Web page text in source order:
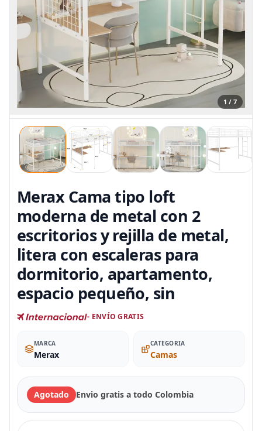
1 / 7
Merax Cama tipo loft
moderna de metal con 2
escritorios y rejilla de metal,
litera con escaleras para
dormitorio, apartamento,
espacio pequeño, sin
- ENVÍO GRATIS
MARCA
Merax
CATEGORIA
Camas
Agotado Envio gratis a todo Colombia